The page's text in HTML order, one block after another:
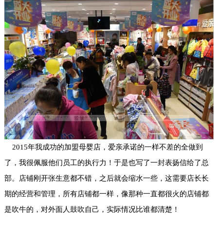
2015年我成功的加盟母婴店，爱亲承诺的一样不差的全做到
了，我很佩服他们员工的执行力！于是也写了一封表扬信给了总
部。店铺刚开张生意都不错，之后就会缩水一些，这需要店长长
期的经营和管理，所有店铺都一样，像那种一直都很火的店铺都
是吹牛的，对外面人鼓吹自己，实际情况比谁都清楚！